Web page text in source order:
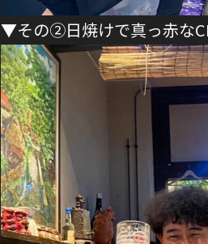
▼その②日焼けで真っ赤な